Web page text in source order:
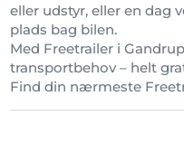
eller udstyr, eller en dag
plads bag bilen.
Med Freetrailer i
transportbehov – helt
Find din nærmeste